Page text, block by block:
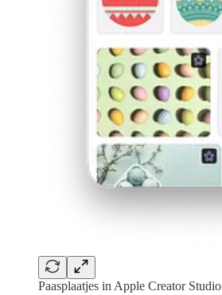
Paasplaatjes in Apple Creator